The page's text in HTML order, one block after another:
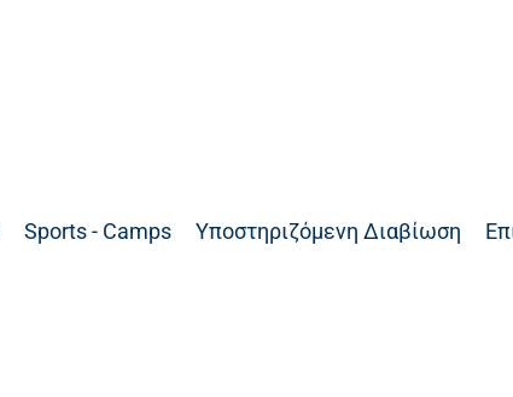
Sports - Camps Υποστηριζόμενη Διαβίωση